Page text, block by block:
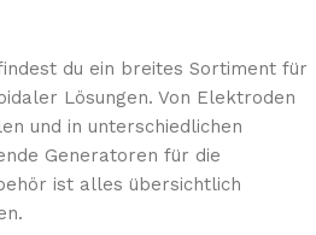
du ein breites Sortiment für
Lösungen. Von Elektroden
und in unterschiedlichen
Generatoren für die
ist alles übersichtlich